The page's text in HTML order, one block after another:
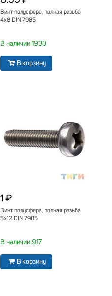
Винт полусфера, полная резьба
4х8 DIN 7985
В наличии 1930
В корзину
1 ₽
Винт полусфера, полная резьба
5х12 DIN 7985
В наличии 917
В корзину